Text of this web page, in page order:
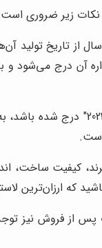
نکات زیر ضروری
از خرید لاستیک‌هایی که
آن درج
کیفیت ساخت،
که ارزان‌ترین
از فروش نیز